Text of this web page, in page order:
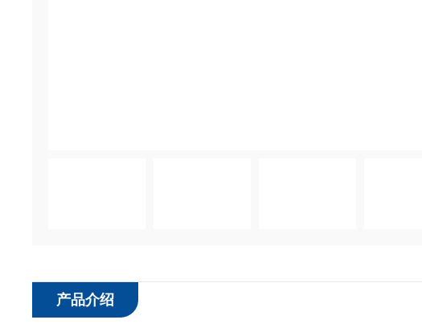
产品介绍